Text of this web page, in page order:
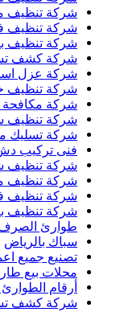
شركة تنظيف
شركة تنظيف
شركة تنظيف
شركة كشف
شركة عزل
شركة تنظيف
شركة
شركة تنظيف
شركة تسليك
فنى تركيب
شركة تنظيف
شركة تنظيف
شركة تنظيف
شركة تنظيف
طوارئ
سباك بالرياض
تصنيع جميع
محلات بيع
أرقام
شركة كشف